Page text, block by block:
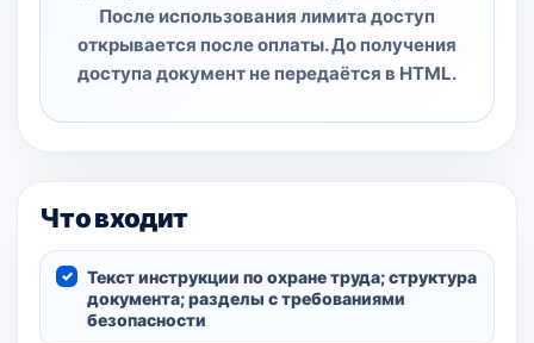
После использования лимита доступ
открывается после оплаты. До получения
доступа документ не передаётся в HTML.
Что входит
Текст инструкции по охране труда; структура
документа; разделы с требованиями
безопасности